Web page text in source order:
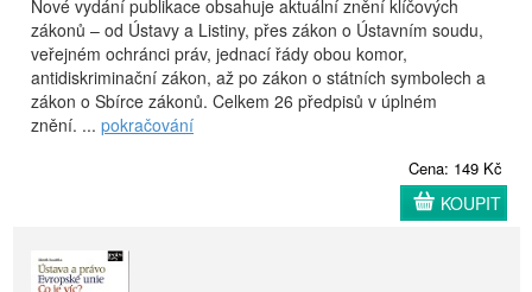
Nové vydání publikace obsahuje aktuální znění klíčových
zákonů – od Ústavy a Listiny, přes zákon o Ústavním soudu,
veřejném ochránci práv, jednací řády obou komor,
antidiskriminační zákon, až po zákon o státních symbolech a
zákon o Sbírce zákonů. Celkem 26 předpisů v úplném
znění. ... pokračování
Cena: 149 Kč
KOUPIT